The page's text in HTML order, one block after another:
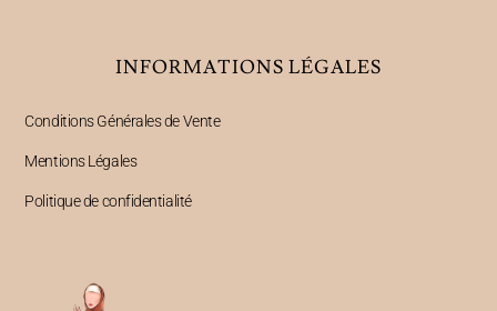
INFORMATIONS LÉGALES
Conditions Générales de Vente
Mentions Légales
Politique de confidentialité